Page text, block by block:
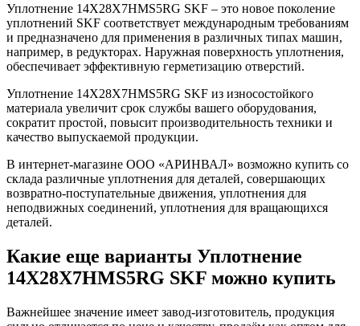
Уплотнение 14X28X7HMS5RG SKF – это новое поколение
уплотнений SKF соответствует международным требованиям
и предназначено для применения в различных типах машин,
например, в редукторах. Наружная поверхность уплотнения,
обеспечивает эффективную герметизацию отверстий.
Уплотнение 14X28X7HMS5RG SKF из износостойкого
материала увеличит срок службы вашего оборудования,
сократит простой, повысит производительность техники и
качество выпускаемой продукции.
В интернет-магазине ООО «АРИНВАЛ» возможно купить со
склада различные уплотнения для деталей, совершающих
возвратно-поступательные движения, уплотнения для
неподвижных соединений, уплотнения для вращающихся
деталей.
Какие еще варианты Уплотнение
14X28X7HMS5RG SKF можно купить
Важнейшее значение имеет завод-изготовитель, продукция